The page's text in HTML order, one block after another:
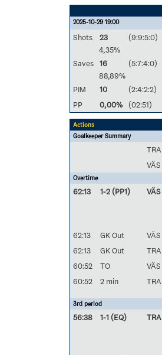
2025-10-29 19:00
Shots 23 (9:9:5:0)
4,35%
Saves
16
(5:7:4:0)
88,89%
PIM
10
(2:4:2:2)
PP
0,00% (02:51)
Actions
Goalkeeper Summary
TRA
VÄS
Overtime
62:13 1-2 (PP1) VÄS
62:13
GK Out VÄS
62:13
GK Out TRA
60:52
TO VÄS
60:52
2 min TRA
3rd period
56:38 1-1 (EQ) TRA